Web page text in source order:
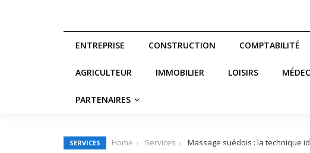
ENTREPRISE CONSTRUCTION COMPTABILITÉ
AGRICULTEUR IMMOBILIER LOISIRS
PARTENAIRES
SERVICES Home Services Massage suédois : la technique